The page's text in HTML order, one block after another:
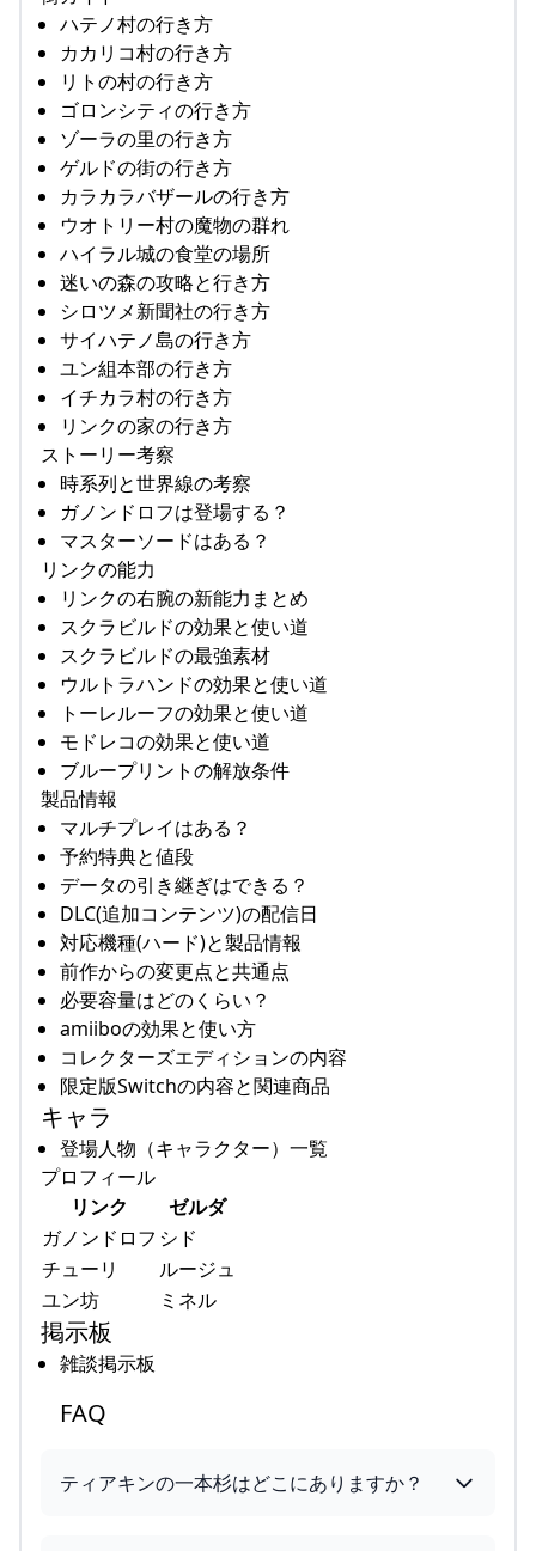
ハテノ村の行き方
カカリコ村の行き方
リトの村の行き方
ゴロンシティの行き方
ゾーラの里の行き方
ゲルドの街の行き方
カラカラバザールの行き方
ウオトリー村の魔物の群れ
ハイラル城の食堂の場所
迷いの森の攻略と行き方
シロツメ新聞社の行き方
サイハテノ島の行き方
ユン組本部の行き方
イチカラ村の行き方
リンクの家の行き方
ストーリー考察
時系列と世界線の考察
ガノンドロフは登場する？
マスターソードはある？
リンクの能力
リンクの右腕の新能力まとめ
スクラビルドの効果と使い道
スクラビルドの最強素材
ウルトラハンドの効果と使い道
トーレルーフの効果と使い道
モドレコの効果と使い道
ブループリントの解放条件
製品情報
マルチプレイはある？
予約特典と値段
データの引き継ぎはできる？
DLC(追加コンテンツ)の配信日
対応機種(ハード)と製品情報
前作からの変更点と共通点
必要容量はどのくらい？
amiiboの効果と使い方
コレクターズエディションの内容
限定版Switchの内容と関連商品
キャラ
登場人物（キャラクター）一覧
プロフィール
リンク
ゼルダ
ガノンドロフ シド
チューリ
ルージュ
ユン坊
ミネル
掲示板
雑談掲示板
FAQ
ティアキンの一本杉はどこにありますか？